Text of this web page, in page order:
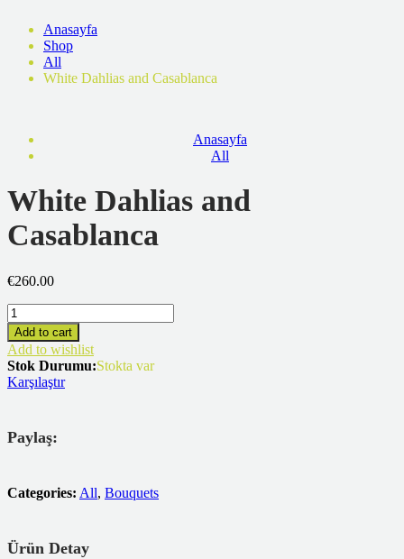
Anasayfa
Shop
All
White Dahlias and Casablanca
Anasayfa
All
White Dahlias and
Casablanca
€260.00
Miktar
Add to cart
Add to wishlist
Stok Durumu:Stokta var
Karşılaştır
Paylaş:
Categories: All, Bouquets
Ürün Detay